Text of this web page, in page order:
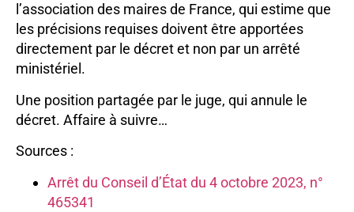
l’association des maires de France, qui estime que
les précisions requises doivent être apportées
directement par le décret et non par un arrêté
ministériel.
Une position partagée par le juge, qui annule le
décret. Affaire à suivre…
Sources :
Arrêt du Conseil d’État du 4 octobre 2023, n°
465341